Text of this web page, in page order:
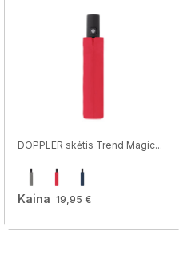
DOPPLER skėtis Trend Magic...
Kaina 19,95 €